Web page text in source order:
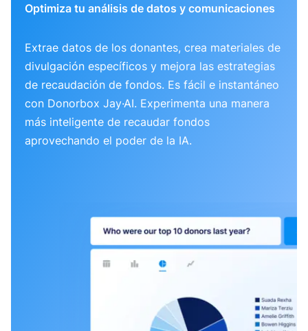
Optimiza tu análisis de datos y comunicaciones
Extrae datos de los donantes, crea materiales de
divulgación específicos y mejora las estrategias
de recaudación de fondos. Es fácil e instantáneo
con Donorbox Jay·AI. Experimenta una manera
más inteligente de recaudar fondos
aprovechando el poder de la IA.